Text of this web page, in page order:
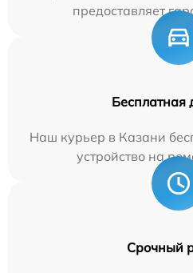
предоставляет
Бесплатная
Наш курьер в Казани
устройство на
Срочный